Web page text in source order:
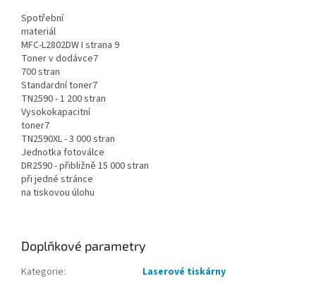
Spotřební
materiál
MFC-L2802DW I strana 9
Toner v dodávce7
700 stran
Standardní toner7
TN2590 - 1 200 stran
Vysokokapacitní
toner7
TN2590XL - 3 000 stran
Jednotka fotoválce
DR2590 - přibližně 15 000 stran
při jedné stránce
na tiskovou úlohu
Doplňkové parametry
Kategorie:
Laserové tiskárny